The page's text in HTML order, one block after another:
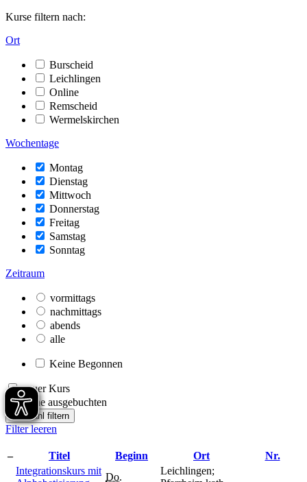
Kurse filtern nach:
Ort
Burscheid
Leichlingen
Online
Remscheid
Wermelskirchen
Wochentage
Montag
Dienstag
Mittwoch
Donnerstag
Freitag
Samstag
Sonntag
Zeitraum
vormittags
nachmittags
abends
alle
Keine Begonnen
neuer Kurs
keine ausgebuchten
Auswahl filtern
Filter leeren
– Titel Beginn Ort
Nr.
Integrationskurs mit
Do.
Leichlingen;